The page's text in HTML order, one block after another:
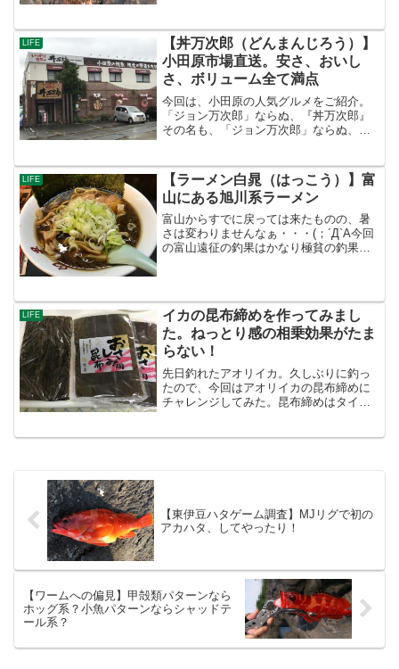
はすでに巣が完成し、多くの働きバチが
活発に動き回る時期だから。...
LIFE
【丼万次郎（どんまんじろう）】
小田原市場直送。安さ、おいし
さ、ボリューム全て満点
今回は、小田原の人気グルメをご紹介。
「ジョン万次郎」ならぬ、『丼万次郎』
その名も、「ジョン万次郎」ならぬ、
が利いているだけのお店ではなく、味，
ボリューム，低価格の三拍子...
LIFE
【ラーメン白晁（はっこう）】富
山にある旭川系ラーメン
富山からすでに戻っては来たものの、暑
さは変わりませんなぁ・・・(；´Д`A今回
の富山遠征の釣果はかなり極貧の釣果で
フときたら・・・ロ...
LIFE
イカの昆布締めを作ってみまし
た。ねっとり感の相乗効果がたま
らない！
先日釣れたアオリイカ。久しぶりに釣っ
たので、今回はアオリイカの昆布締めに
チャレンジしてみた。昆布締めはタイや
【東伊豆ハタゲーム調査】MJリグで初の
アカハタ、してやったり！
【ワームへの偏見】甲殻類パターンなら
ホッグ系？小魚パターンならシャッドテ
ール系？